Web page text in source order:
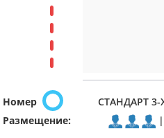
Номер
СТАНДАРТ
Размещение:
|